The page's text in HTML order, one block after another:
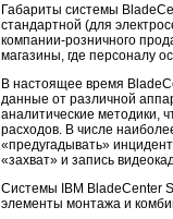
Габариты системы
стандартной (для
компании-розничного
магазины, где персоналу
В настоящее время
данные от различной
аналитические методики,
расходов. В числе
«предугадывать»
«захват» и запись
Системы IBM BladeCenter
элементы монтажа и